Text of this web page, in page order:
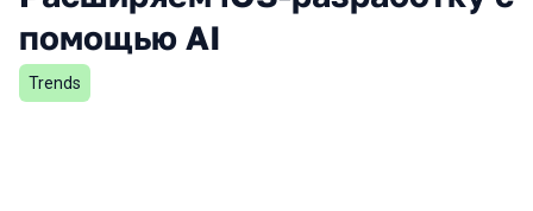
помощью AI
Trends